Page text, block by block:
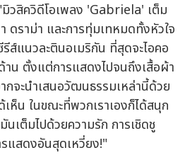
มิวสิควิดีโอเพลง 'Gabriela' เต็ม
ดราม่า และการทุ่มเทหมดทั้งหัวใจ
รีส์แนวละตินอเมริกัน ที่สุดจะไอคอ
น ตั้งแต่การแสดงไปจนถึงเสื้อผ้า
จะนำเสนอวัฒนธรรมเหล่านี้ด้วย
ห็น ในขณะที่พวกเราเองก็ได้สนุก
เต็มไปด้วยความรัก การเชิดชู
แสดงอันสุดเหวี่ยง!"